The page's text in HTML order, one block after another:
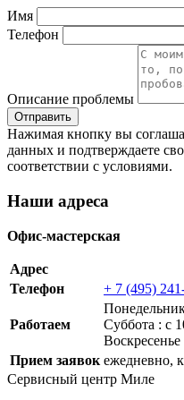
Имя
Телефон
Описание проблемы
Нажимая кнопку вы
данных и подтверждаете
соответствии с условиями.
Наши адреса
Офис-мастерская
Адрес
Телефон
+ 7 (495)
Работаем
Суббота : с
Прием заявок ежедневно,
Сервисный центр Миле